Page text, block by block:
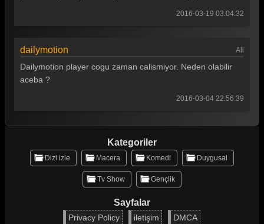
Güldür güldür 144. Bölüm
Güldür güldür 143. Bölüm
Güldür güldür 140. Bölüm
Güldür güldür 139. Bölüm
Güldür güldür 138. Bölüm
Güldür güldür 137. Bölüm
2016-03-19 03:04:32
dailymotion Ali
Dailymotion player cogu zaman calismiyor. Neden olabilir
aceba ?
2016-03-04 22:56:39
Kategoriler
Dizi izle Macera Komedi Duygusal
Tv Show Gençlik
Sayfalar
Privacy Policy iletişim DMCA